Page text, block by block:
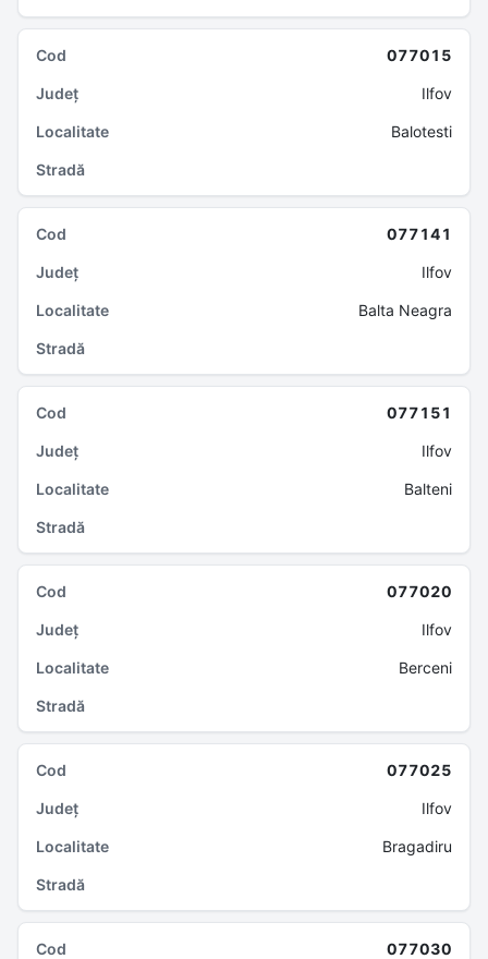
077015
Ilfov
Balotesti
077141
Ilfov
Balta Neagra
077151
Ilfov
Balteni
077020
Ilfov
Berceni
077025
Ilfov
Bragadiru
077030